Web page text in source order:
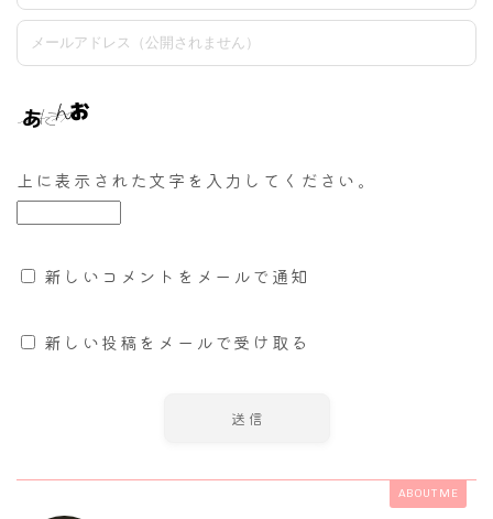
上に表示された文字を入力してください。
新しいコメントをメールで通知
新しい投稿をメールで受け取る
ABOUT ME